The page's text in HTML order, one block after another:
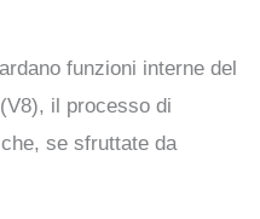
funzioni interne del
il processo di
se sfruttate da